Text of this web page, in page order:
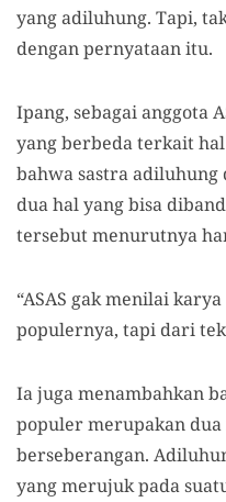
yang adiluhung. Tapi,
dengan pernyataan itu.
Ipang, sebagai anggota
yang berbeda terkait
bahwa sastra
dua hal yang bisa
tersebut menurutnya
“ASAS gak menilai
populernya, tapi dari
Ia juga menambahkan
populer merupakan
berseberangan.
yang merujuk pada